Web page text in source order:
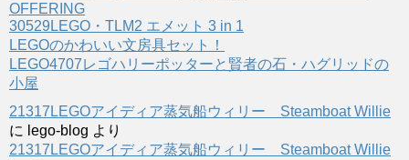
OFFERING
30529LEGO・TLM2 エメット 3 in 1
LEGOのかわいい文房具セット！
LEGO4707レゴハリーポッターと賢者の石・ハグリッドの
小屋
21317LEGOアイディア蒸気船ウィリー Steamboat Willie
に lego-blog より
21317LEGOアイディア蒸気船ウィリー Steamboat Willie